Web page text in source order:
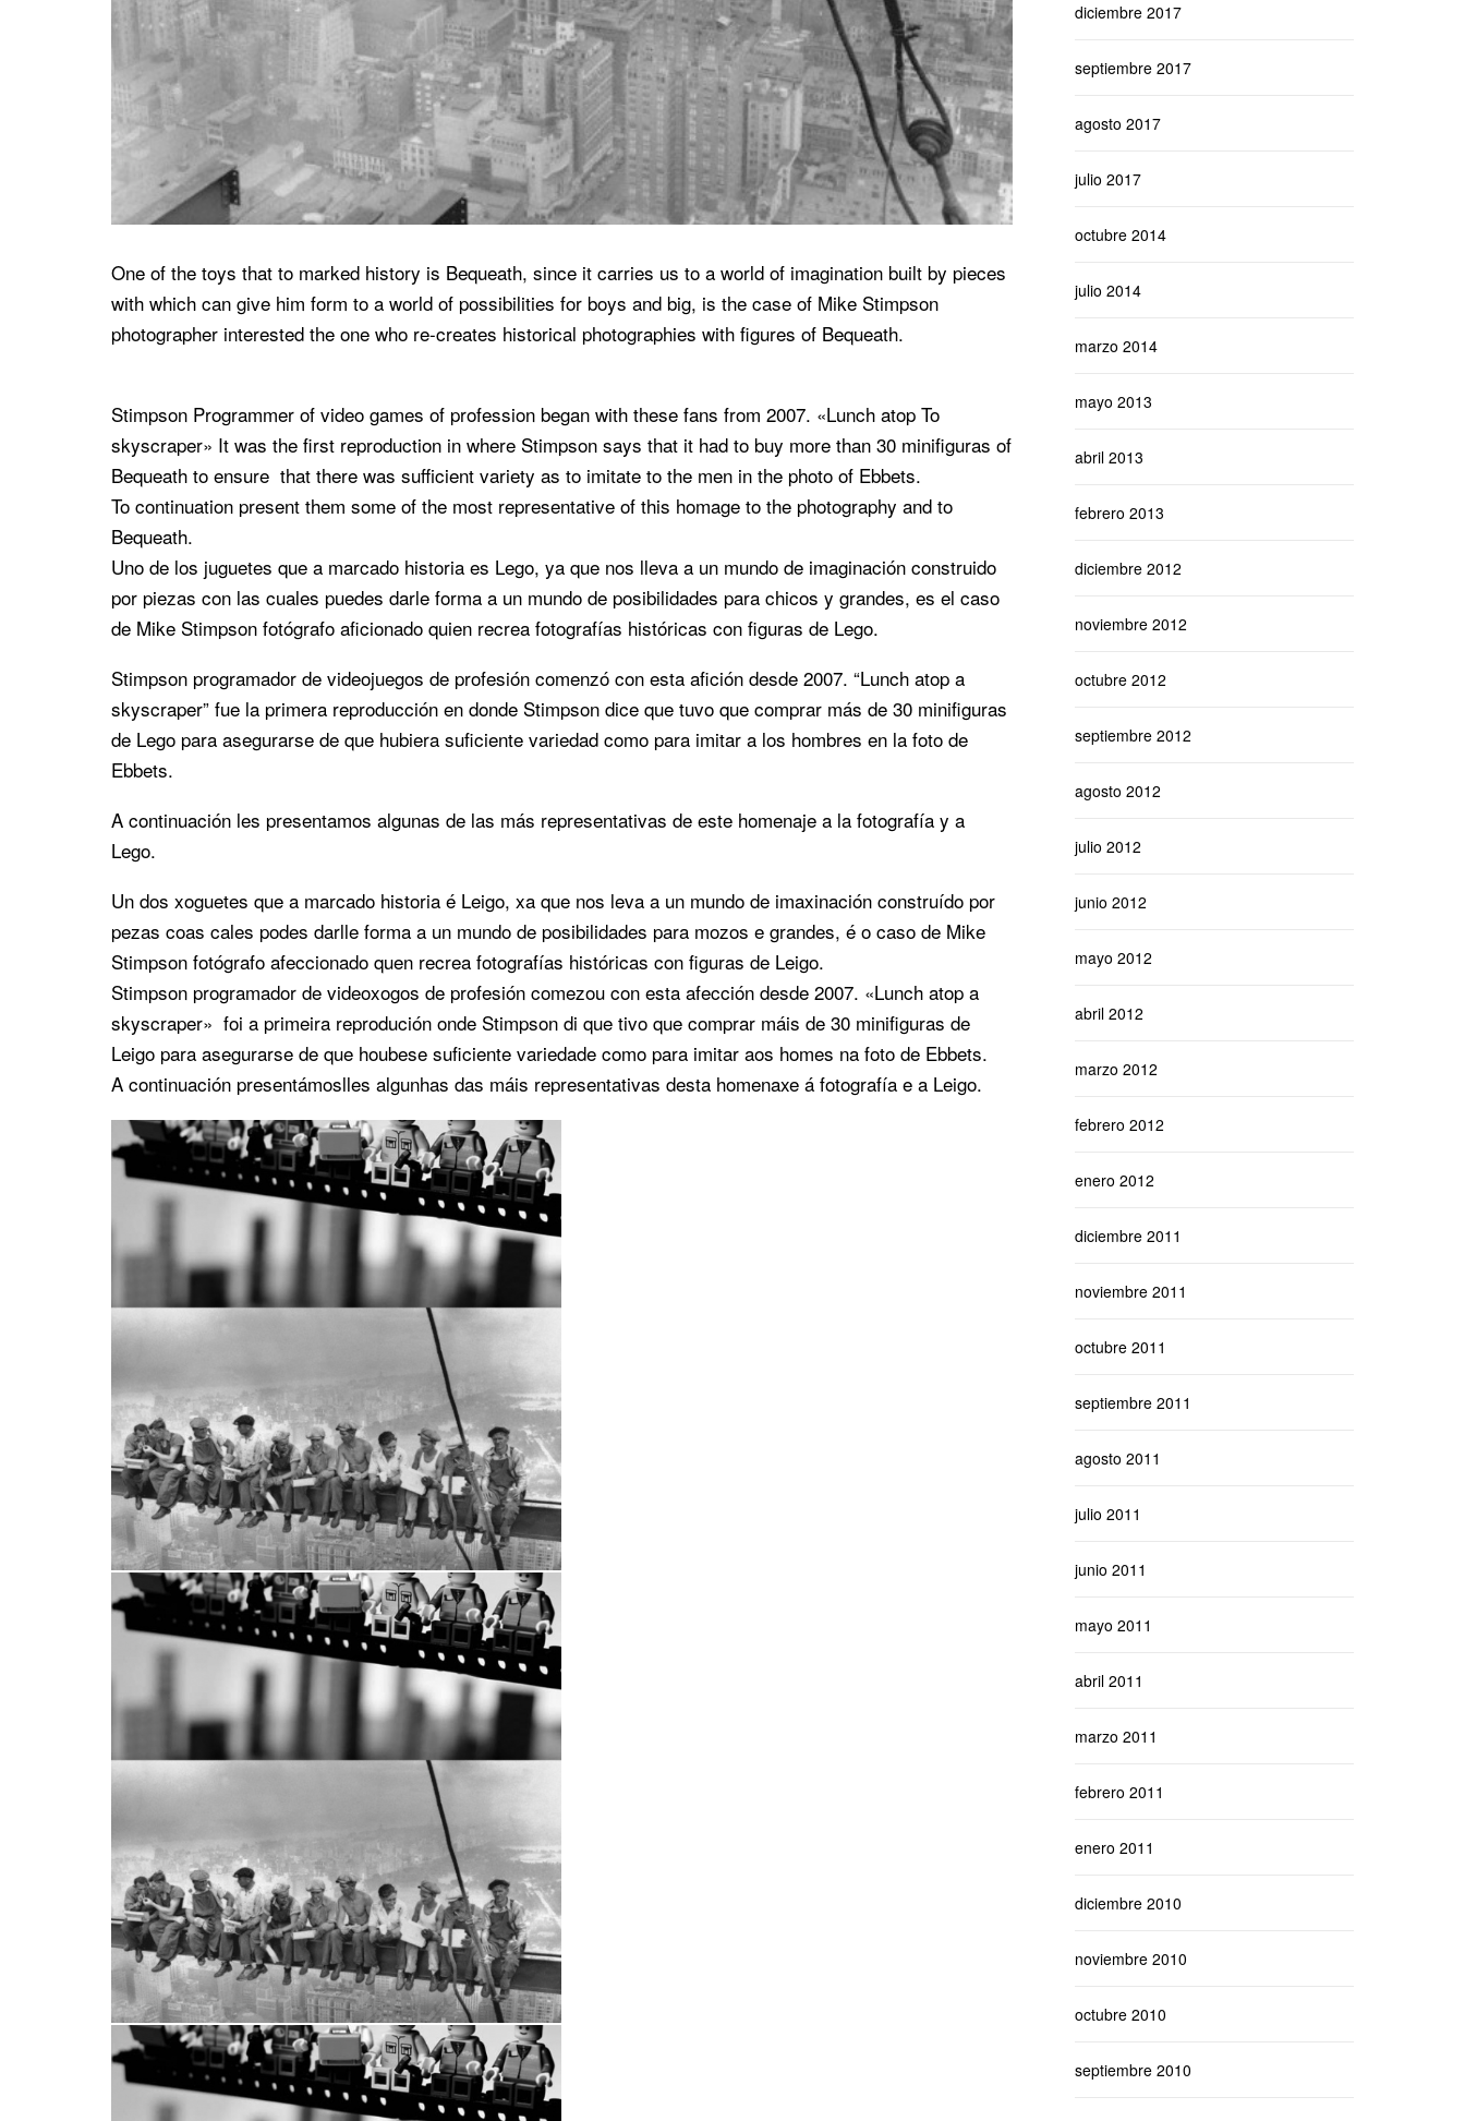
One of the toys that to marked history is Bequeath, since it carries us to a world of imagination built by pieces
with which can give him form to a world of possibilities for boys and big, is the case of Mike Stimpson
photographer interested the one who re-creates historical photographies with figures of Bequeath.
Stimpson Programmer of video games of profession began with these fans from 2007. «Lunch atop To
skyscraper» It was the first reproduction in where Stimpson says that it had to buy more than 30 minifiguras of
Bequeath to ensure that there was sufficient variety as to imitate to the men in the photo of Ebbets.
To continuation present them some of the most representative of this homage to the photography and to
Bequeath.
Uno de los juguetes que a marcado historia es Lego, ya que nos lleva a un mundo de imaginación construido
por piezas con las cuales puedes darle forma a un mundo de posibilidades para chicos y grandes, es el caso
de Mike Stimpson fotógrafo aficionado quien recrea fotografías históricas con figuras de Lego.
Stimpson programador de videojuegos de profesión comenzó con esta afición desde 2007. “Lunch atop a
skyscraper” fue la primera reproducción en donde Stimpson dice que tuvo que comprar más de 30 minifiguras
de Lego para asegurarse de que hubiera suficiente variedad como para imitar a los hombres en la foto de
Ebbets.
A continuación les presentamos algunas de las más representativas de este homenaje a la fotografía y a
Lego.
Un dos xoguetes que a marcado historia é Leigo, xa que nos leva a un mundo de imaxinación construído por
pezas coas cales podes darlle forma a un mundo de posibilidades para mozos e grandes, é o caso de Mike
Stimpson fotógrafo afeccionado quen recrea fotografías históricas con figuras de Leigo.
Stimpson programador de videoxogos de profesión comezou con esta afección desde 2007. «Lunch atop a
skyscraper» foi a primeira reprodución onde Stimpson di que tivo que comprar máis de 30 minifiguras de
Leigo para asegurarse de que houbese suficiente variedade como para imitar aos homes na foto de Ebbets.
A continuación presentámoslles algunhas das máis representativas desta homenaxe á fotografía e a Leigo.
diciembre 2017
septiembre 2017
agosto 2017
julio 2017
octubre 2014
julio 2014
marzo 2014
mayo 2013
abril 2013
febrero 2013
diciembre 2012
noviembre 2012
octubre 2012
septiembre 2012
agosto 2012
julio 2012
junio 2012
mayo 2012
abril 2012
marzo 2012
febrero 2012
enero 2012
diciembre 2011
noviembre 2011
octubre 2011
septiembre 2011
agosto 2011
julio 2011
junio 2011
mayo 2011
abril 2011
marzo 2011
febrero 2011
enero 2011
diciembre 2010
noviembre 2010
octubre 2010
septiembre 2010